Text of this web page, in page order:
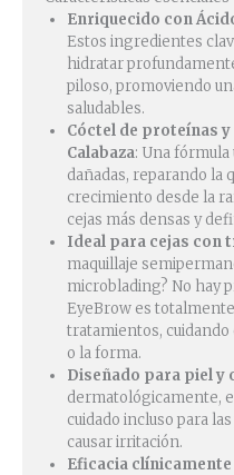
Enriquecido con
Estos ingredientes
hidratar
piloso, promoviendo
saludables.
Cóctel de proteínas
Calabaza: Una fórmula
dañadas, reparando la
crecimiento desde la
cejas más densas y
Ideal para cejas con
maquillaje
microblading? No hay
EyeBrow es
tratamientos,
o la forma.
Diseñado para piel y
dermatológicamente,
cuidado incluso para
causar irritación.
Eficacia